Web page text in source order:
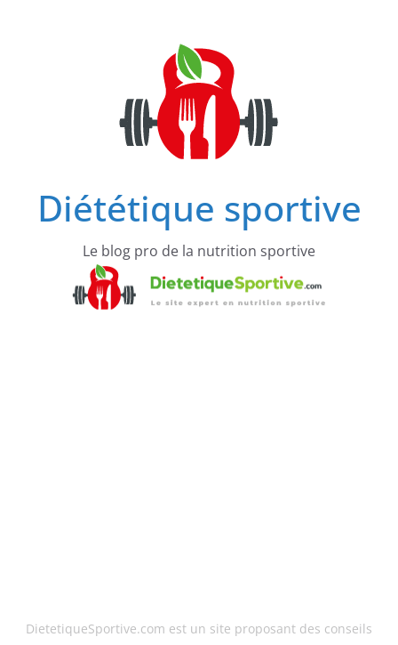
Diététique sportive
Le blog pro de la nutrition sportive
DietetiqueSportive.com est un site proposant des conseils